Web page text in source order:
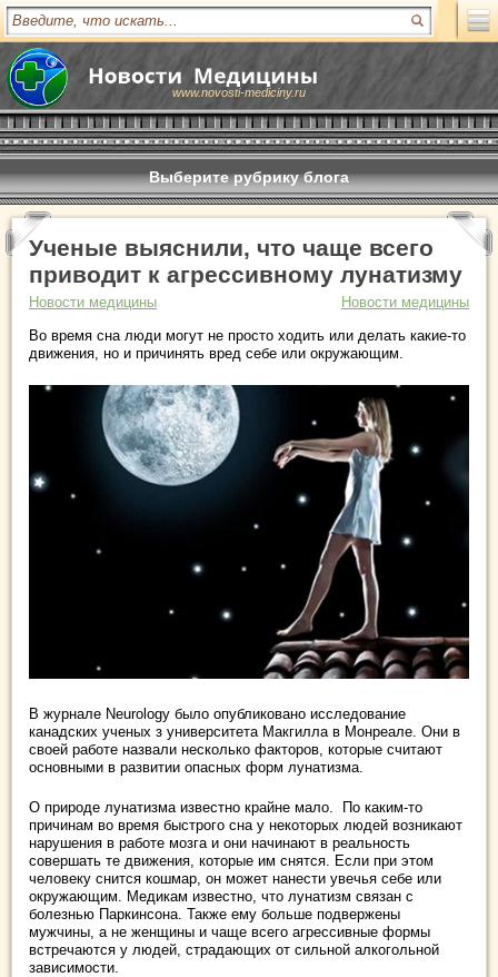
www.novosti-mediciny.ru
Выберите рубрику блога
Ученые выяснили, что чаще всего
приводит к агрессивному лунатизму
Новости медицины
Новости медицины
Во время сна люди могут не просто ходить или делать какие-то
движения, но и причинять вред себе или окружающим.
В журнале Neurology было опубликовано исследование
канадских ученых з университета Макгилла в Монреале. Они в
своей работе назвали несколько факторов, которые считают
основными в развитии опасных форм лунатизма.
О природе лунатизма известно крайне мало. По каким-то
причинам во время быстрого сна у некоторых людей возникают
нарушения в работе мозга и они начинают в реальность
совершать те движения, которые им снятся. Если при этом
человеку снится кошмар, он может нанести увечья себе или
окружающим. Медикам известно, что лунатизм связан с
болезнью Паркинсона. Также ему больше подвержены
мужчины, а не женщины и чаще всего агрессивные формы
встречаются у людей, страдающих от сильной алкогольной
зависимости.